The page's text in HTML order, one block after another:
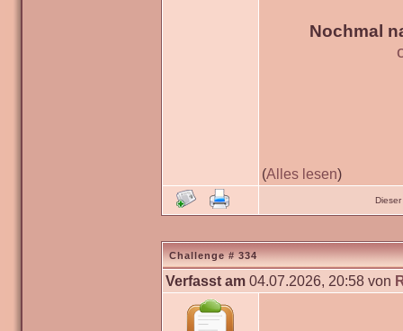
Nochmal
(Alles lesen)
Challenge # 334
Verfasst am 04.07.2026, 20:58 von